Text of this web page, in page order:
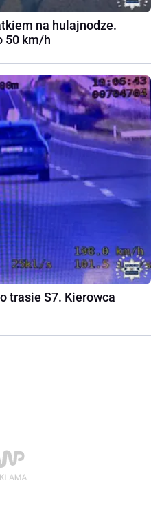
na hulajnodze.
50 km/h
trasie S7. Kierowca